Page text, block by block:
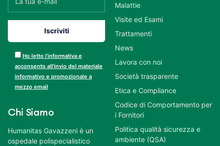
Ho letto l’informativa e
acconsento all’invio del materiale
informativo e promozionale a
mezzo email
Chi Siamo
Humanitas Gavazzeni è un
ospedale polispecialistico
Malattie
Visite ed Esami
Trattamenti
News
Lavora con noi
Società trasparente
Etica e Compliance
Codice di Comportamento per
i Fornitori
Politica qualità sicurezza e
ambiente (QSA)